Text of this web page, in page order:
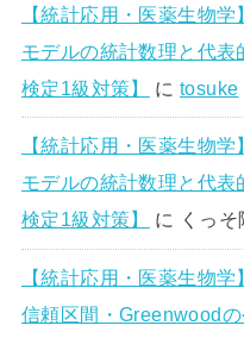
【統計応用・医薬生物
モデルの統計数理と代
検定1級対策】
にtosuke
【統計応用・医薬生物
モデルの統計数理と代
検定1級対策】
に くっそ
【統計応用・医薬生物
信頼区間・Greenwoodの